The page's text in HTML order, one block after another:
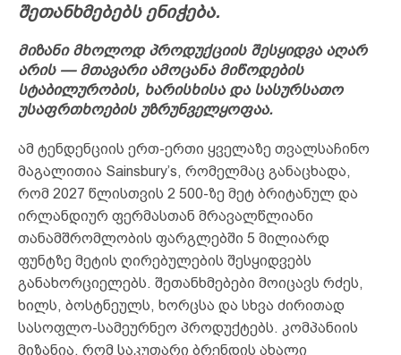
შეთანხმებებს ენიჭება.
მიზანი მხოლოდ პროდუქციის შესყიდვა აღარ
არის — მთავარი ამოცანა მიწოდების
სტაბილურობის, ხარისხისა და სასურსათო
უსაფრთხოების უზრუნველყოფაა.
ამ ტენდენციის ერთ-ერთი ყველაზე თვალსაჩინო
მაგალითია Sainsbury’s, რომელმაც განაცხადა,
რომ 2027 წლისთვის 2 500-ზე მეტ ბრიტანულ და
ირლანდიურ ფერმასთან მრავალწლიანი
თანამშრომლობის ფარგლებში 5 მილიარდ
ფუნტზე მეტის ღირებულების შესყიდვებს
განახორციელებს. შეთანხმებები მოიცავს რძეს,
ხილს, ბოსტნეულს, ხორცსა და სხვა ძირითად
სასოფლო-სამეურნეო პროდუქტებს. კომპანიის
მიზანია, რომ საკუთარი ბრენდის ახალი